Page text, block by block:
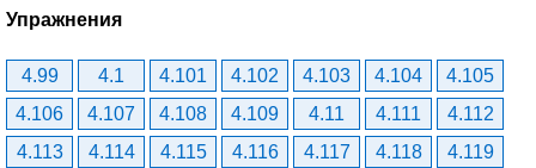
Упражнения
4.99 4.1 4.101 4.102 4.103 4.104
4.105
4.106
4.107 4.108 4.109 4.11 4.111
4.112
4.113
4.114 4.115 4.116 4.117 4.118
4.119